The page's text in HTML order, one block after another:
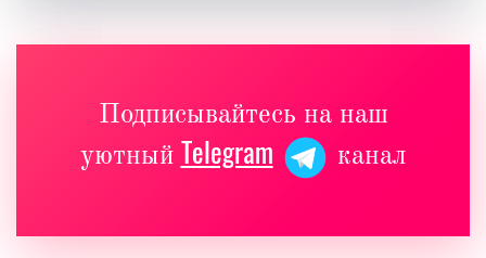
Подписывайтесь на наш
уютный Telegram канал